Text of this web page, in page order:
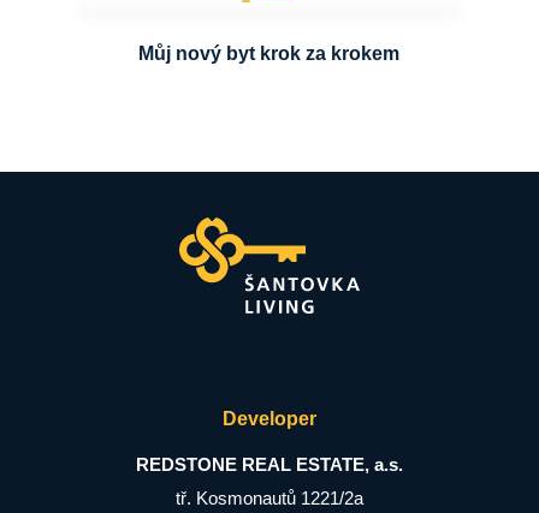
Můj nový byt krok za krokem
Developer
REDSTONE REAL ESTATE, a.s.
tř. Kosmonautů 1221/2a